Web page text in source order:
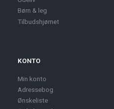
Børn & leg
Tilbudshjørnet
KONTO
Min konto
Adressebog
Ønskeliste